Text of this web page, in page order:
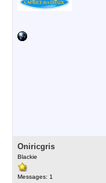
Oniricgris
Blackie
Messages: 1